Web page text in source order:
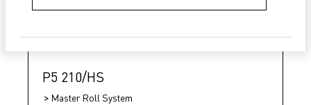
P5 210/HS
Master Roll System